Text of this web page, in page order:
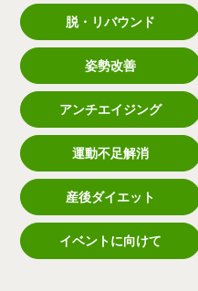
脱・リバウンド
姿勢改善
アンチエイジング
運動不足解消
産後ダイエット
イベントに向けて